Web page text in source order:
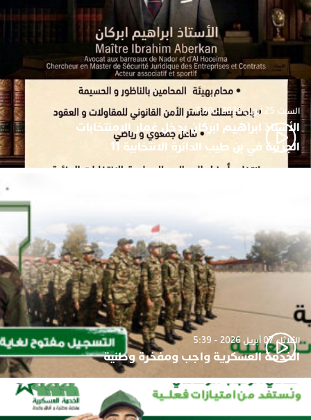
السبت 25 أبريل 2026 - 7:30
الأستاذ ابراهيم ابركان يدخل غمار الامنتخابات
الجزئية في بن طيب الدائرة الانتخابية 11
الثلاثاء 07 أبريل 2026 - 5:39
الخدمة العسكرية واجب ومفخرة وطنية